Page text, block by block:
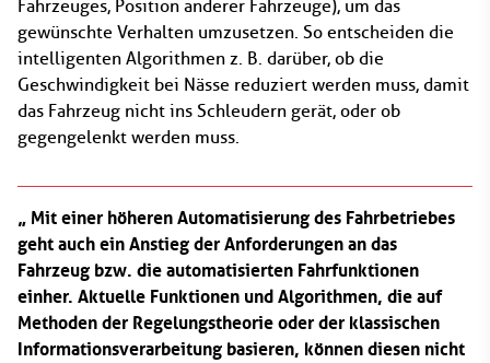
Fahrzeuges, Position anderer Fahrzeuge), um das
gewünschte Verhalten umzusetzen. So entscheiden die
intelligenten Algorithmen z. B. darüber, ob die
Geschwindigkeit bei Nässe reduziert werden muss, damit
das Fahrzeug nicht ins Schleudern gerät, oder ob
gegengelenkt werden muss.
Mit einer höheren Automatisierung des Fahrbetriebes
geht auch ein Anstieg der Anforderungen an das
Fahrzeug bzw. die automatisierten Fahrfunktionen
einher. Aktuelle Funktionen und Algorithmen, die auf
Methoden der Regelungstheorie oder der klassischen
Informationsverarbeitung basieren, können diesen nicht